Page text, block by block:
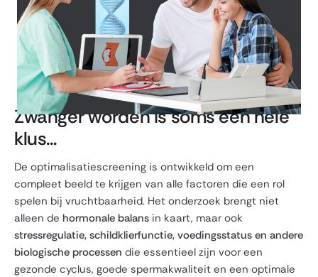
Zwanger worden is soms een hele
klus...
De optimalisatiescreening is ontwikkeld om een
compleet beeld te krijgen van alle factoren die een rol
spelen bij vruchtbaarheid. Het onderzoek brengt niet
alleen de hormonale balans in kaart, maar ook
stressregulatie, schildklierfunctie, voedingsstatus en andere
biologische processen die essentieel zijn voor een
gezonde cyclus, goede spermakwaliteit en een optimale